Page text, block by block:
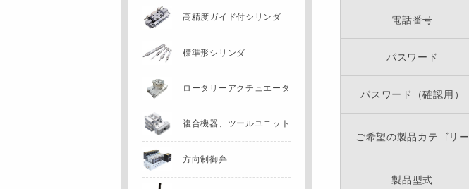
電話番号
パスワード
パスワード（確認用）
ご希望の製品カテゴリー
製品型式
高精度ガイド付シリンダ
標準形シリンダ
ロータリー アクチュエータ
複合機器、 ツールユニット
方向制御弁